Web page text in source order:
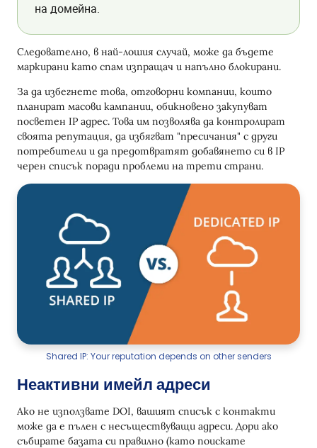
5. Mailtrap
6. EasyDMARC
7. InboxAlly
8. InboxKit
9. NoBounz
10. MailinBox
Заключение
на домейна.
Следователно, в най-лошия случай, може да бъдете
маркирани като спам изпращач и напълно блокирани.
За да избегнете това, отговорни компании, които
планират масови кампании, обикновено закупуват
посветен IP адрес. Това им позволява да контролират
своята репутация, да избягват "пресичания" с други
потребители и да предотвратят добавянето си в IP
черен списък поради проблеми на трети страни.
Shared IP: Your reputation depends on other senders
Неактивни имейл адреси
Ако не използвате DOI, вашият списък с контакти
може да е пълен с несъществуващи адреси. Дори ако
събирате базата си правилно (като поискате